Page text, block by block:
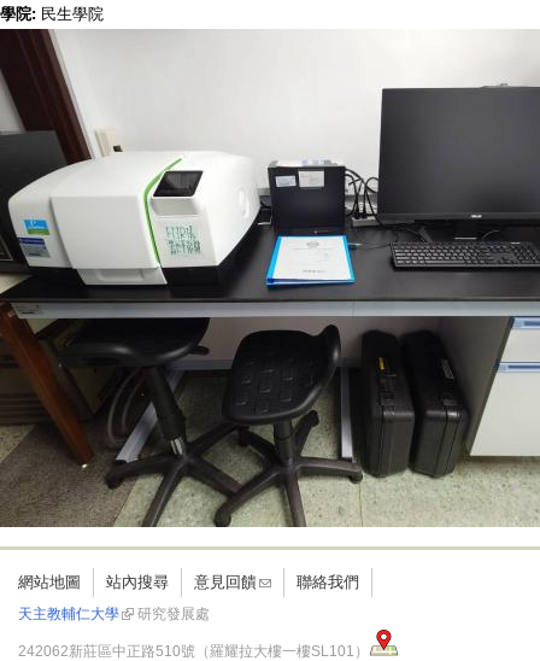
學院: 民生學院
網站地圖 站內搜尋 意見回饋 聯絡我們
天主教輔仁大學 研究發展處
242062新莊區中正路510號（羅耀拉大樓一樓SL101）